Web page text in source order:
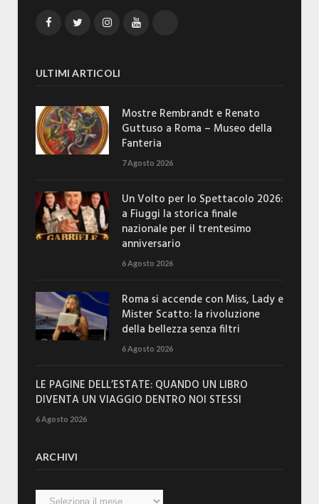
FacebookTwitterInstagramYouTube
ULTIMI ARTICOLI
Mostre Rembrandt e Renato
Guttuso a Roma – Museo della
Fanteria
7 Agosto 2026
Un Volto per lo Spettacolo 2026:
a Fiuggi la storica finale
nazionale per il trentesimo
anniversario
6 Agosto 2026
Roma si accende con Miss, Lady e
Mister Scatto: la rivoluzione
della bellezza senza filtri
6 Agosto 2026
LE PAGINE DELL’ESTATE: QUANDO UN LIBRO
DIVENTA UN VIAGGIO DENTRO NOI STESSI
6 Agosto 2026
ARCHIVI
Archivi